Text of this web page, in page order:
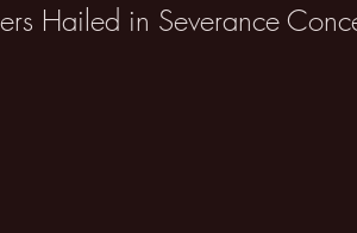
Hailed in Severance